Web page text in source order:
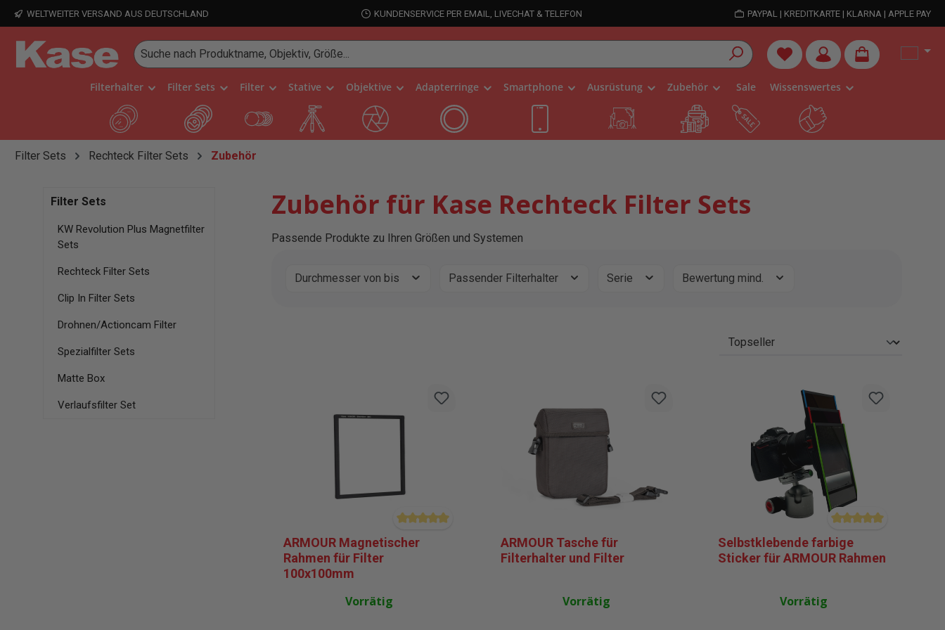
Hauptinhalt springen
Zur Suche springen
Zur Hauptnavigation springen
WELTWEITER VERSAND AUS DEUTSCHLAND KUNDENSERVICE PER EMAIL, LIVECHAT & TELEFON PAYPAL | KREDITKARTE | KLARNA | APPLE PAY
Du hast 0 Produkte auf dem
Filterhalter Filter Sets Filter Stative Objektive Adapterringe Smartphone Ausrüstung Zubehör Sale Wissenswertes
Filter Sets Rechteck Filter Sets Zubehör
Filter Sets
KW Revolution Plus Magnetfilter
Sets
Rechteck Filter Sets
Clip In Filter Sets
Drohnen/Actioncam Filter
Spezialfilter Sets
Matte Box
Verlaufsfilter Set
Zubehör für Kase Rechteck Filter Sets
Passende Produkte zu Ihren Größen und Systemen
Durchmesser von bis Passender Filterhalter Serie Bewertung mind.
Durchschnittliche Bewertung von 5 von 5 Sternen
ARMOUR Magnetischer
Rahmen für Filter
100x100mm
Vorrätig
ARMOUR Tasche für
Filterhalter und Filter
Vorrätig
Durchschnittliche
Selbstklebende farbige
Sticker für ARMOUR Rahmen
Vorrätig